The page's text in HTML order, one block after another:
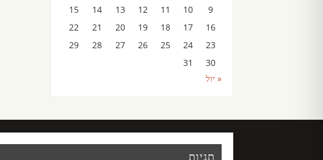
9
10
11
12
13
14
15
16
17
18
19
20
21
22
23
24
25
26
27
28
29
30
31
« יול
תגיות